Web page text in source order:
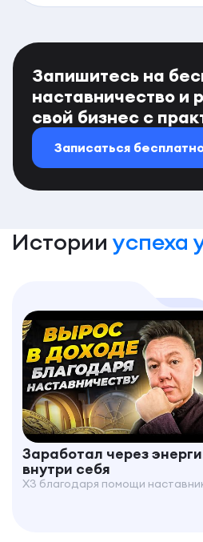
Запишитесь на
наставничество и
свой бизнес с
Записаться
Истории успеха
Заработал через
внутри себя
X3 благодаря помощи